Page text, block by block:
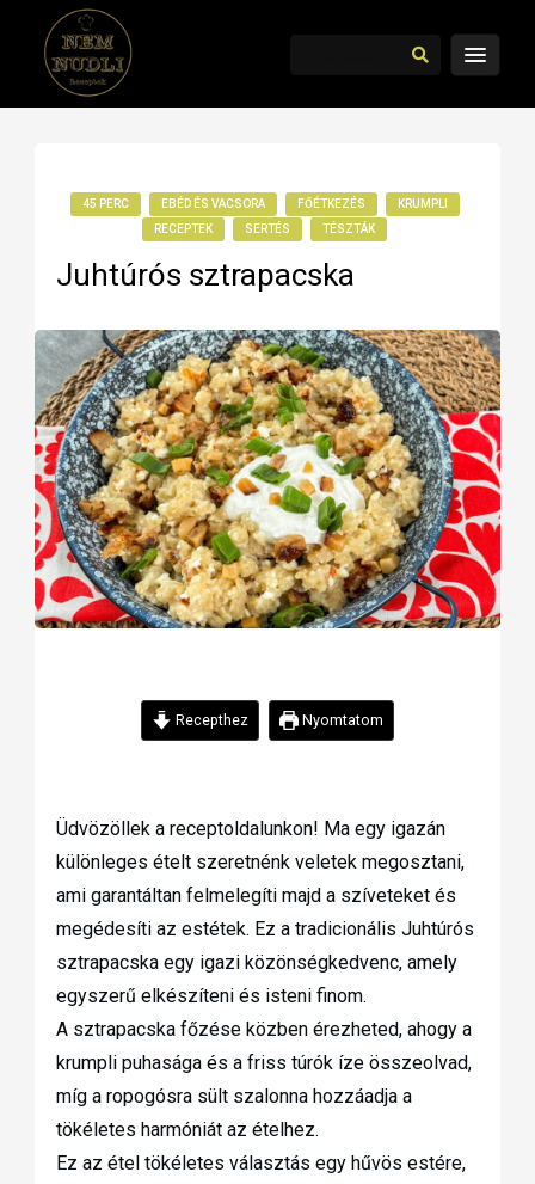
45 PERC EBÉD ÉS VACSORA FŐÉTKEZÉS
KRUMPLI
RECEPTEK
SERTÉS TÉSZTÁK
Juhtúrós sztrapacska
Recepthez Nyomtatom
Üdvözöllek a receptoldalunkon! Ma egy igazán
különleges ételt szeretnénk veletek megosztani,
ami garantáltan felmelegíti majd a szíveteket és
megédesíti az estétek. Ez a tradicionális Juhtúrós
sztrapacska egy igazi közönségkedvenc, amely
egyszerű elkészíteni és isteni finom.
A sztrapacska főzése közben érezheted, ahogy a
krumpli puhasága és a friss túrók íze összeolvad,
míg a ropogósra sült szalonna hozzáadja a
tökéletes harmóniát az ételhez.
Ez az étel tökéletes választás egy hűvös estére,